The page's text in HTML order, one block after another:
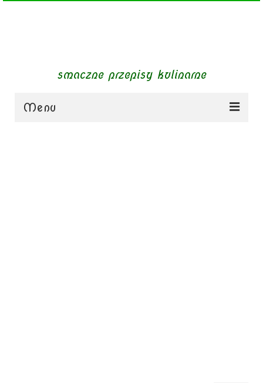
smaczne przepisy kulinarne
Menu